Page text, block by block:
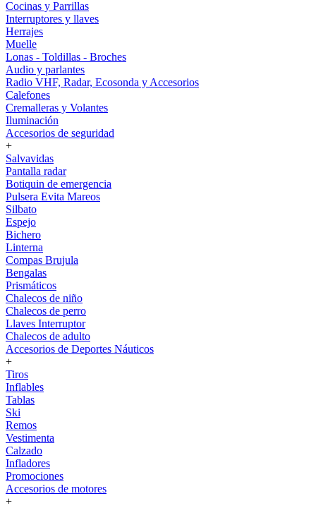
Cocinas y Parrillas
Interruptores y llaves
Herrajes
Muelle
Lonas - Toldillas - Broches
Audio y parlantes
Radio VHF, Radar, Ecosonda y Accesorios
Calefones
Cremalleras y Volantes
Iluminación
Accesorios de seguridad
+
Salvavidas
Pantalla radar
Botiquin de emergencia
Pulsera Evita Mareos
Silbato
Espejo
Bichero
Linterna
Compas Brujula
Bengalas
Prismáticos
Chalecos de niño
Chalecos de perro
Llaves Interruptor
Chalecos de adulto
Accesorios de Deportes Náuticos
+
Tiros
Inflables
Tablas
Ski
Remos
Vestimenta
Calzado
Infladores
Promociones
Accesorios de motores
+